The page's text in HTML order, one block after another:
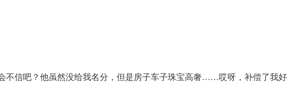
不信吧？他虽然没给我名分，但是房子车子珠宝高奢……哎呀，补偿了我